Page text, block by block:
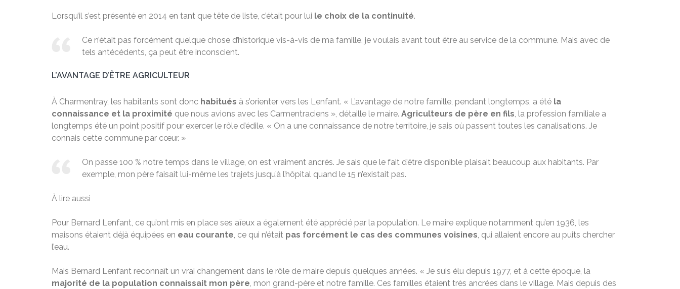
Lorsqu’il s’est présenté en 2014 en tant que tête de liste, c’était pour lui le choix de la continuité.
Ce n’était pas forcément quelque chose d’historique vis-à-vis de ma famille, je voulais avant tout être au service de la commune. Mais avec de
tels antécédents, ça peut être inconscient.
L’AVANTAGE D’ÊTRE AGRICULTEUR
À Charmentray, les habitants sont donc habitués à s’orienter vers les Lenfant. « L’avantage de notre famille, pendant longtemps, a été la
connaissance et la proximité que nous avions avec les Carmentraciens », détaille le maire. Agriculteurs de père en fils , la profession familiale a
longtemps été un point positif pour exercer le rôle d’édile. « On a une connaissance de notre territoire, je sais où passent toutes les canalisations. Je
connais cette commune par cœur. »
On passe 100 % notre temps dans le village, on est vraiment ancrés. Je sais que le fait d’être disponible plaisait beaucoup aux habitants. Par
exemple, mon père faisait lui-même les trajets jusqu’à l’hôpital quand le 15 n’existait pas.
À lire aussi
Pour Bernard Lenfant, ce qu’ont mis en place ses aïeux a également été apprécié par la population. Le maire explique notamment qu’en 1936, les
maisons étaient déjà équipées en eau courante , ce qui n’était pas forcément le cas des communes voisines , qui allaient encore au puits chercher
l’eau.
Mais Bernard Lenfant reconnaît un vrai changement dans le rôle de maire depuis quelques années. « Je suis élu depuis 1977, et à cette époque, la
majorité de la population connaissait mon père , mon grand-père et notre famille. Ces familles étaient très ancrées dans le village. Mais depuis des